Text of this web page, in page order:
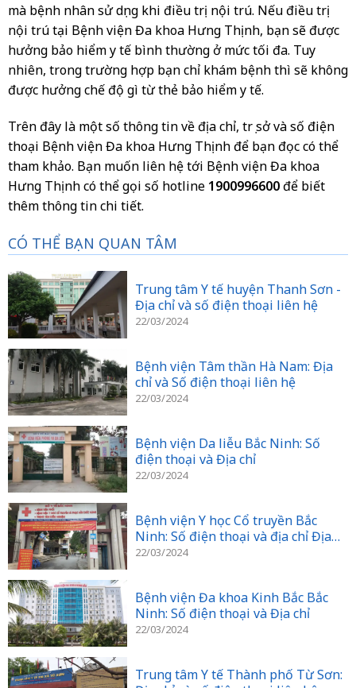
mà bệnh nhân sử dụng khi điều trị nội trú. Nếu điều trị
nội trú tại Bệnh viện Đa khoa Hưng Thịnh, bạn sẽ được
hưởng bảo hiểm y tế bình thường ở mức tối đa. Tuy
nhiên, trong trường hợp bạn chỉ khám bệnh thì sẽ không
được hưởng chế độ gì từ thẻ bảo hiểm y tế.
Trên đây là một số thông tin về địa chỉ, trụ sở và số điện
thoại Bệnh viện Đa khoa Hưng Thịnh để bạn đọc có thể
tham khảo. Bạn muốn liên hệ tới Bệnh viện Đa khoa
Hưng Thịnh có thể gọi số hotline 1900996600để biết
thêm thông tin chi tiết.
CÓ THỂ BẠN QUAN TÂM
Trung tâm Y tế huyện Thanh Sơn -
Địa chỉ và số điện thoại liên hệ
22/03/2024
Bệnh viện Tâm thần Hà Nam: Địa
chỉ và Số điện thoại liên hệ
22/03/2024
Bệnh viện Da liễu Bắc Ninh: Số
điện thoại và Địa chỉ
22/03/2024
Bệnh viện Y học Cổ truyền Bắc
Ninh: Số điện thoại và địa chỉ Địa
chỉ
22/03/2024
Bệnh viện Đa khoa Kinh Bắc Bắc
Ninh: Số điện thoại và Địa chỉ
22/03/2024
Trung tâm Y tế Thành phố Từ Sơn: